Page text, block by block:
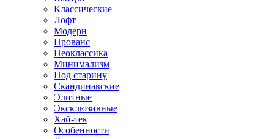
Классические
Лофт
Модерн
Прованс
Неоклассика
Минимализм
Под старину
Скандинавские
Элитные
Эксклюзивные
Хай-тек
Особенности